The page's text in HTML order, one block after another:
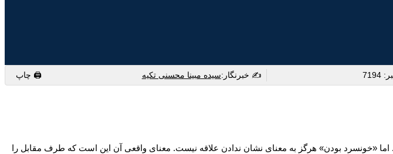
✍️ خبرنگار:سیده مبینا محسنی تکیه 🖨 چاپ
اما «خونسرد بودن» هرگز به معنای نشان ندادن علاقه نیست. معنای واقعی آن این است که طرف مقابل را